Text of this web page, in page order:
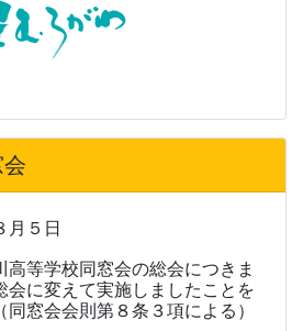
月５日
等学校同窓会の総会につきま
会に変えて実施しましたことを
窓会会則第８条３項による）